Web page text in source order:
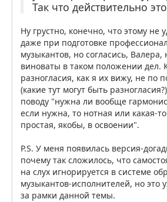
Так что действительно
Ну грустно, конечно, что этому не
даже при подготовке
музыкантов, но согласись,
виноваты в таком положении дел.
разногласия, как я их вижу, не по
(какие тут могут быть
поводу "нужна ли вообще
если нужна, то нотная или какая-
простая, якобы, в освоении".
P.S. У меня появилась версия-
почему так сложилось, что
на слух игнорируется в системе
музыкантов-исполнителей, но это
за рамки данной темы.